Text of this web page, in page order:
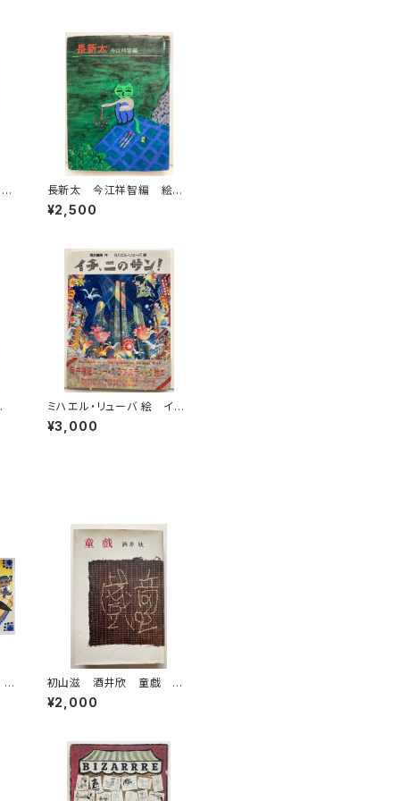
長新太 今江祥智編 絵本
作家文庫 1977年 すばる
書房文庫
¥2,500
ミハエル・リューバ 絵 イチ、
ニのサン！ 筒井康隆 作 1
986年 初版 帯 河出書
¥3,000
1
初山滋 酒井欣 童戯 昭
和58年 復刻版 第一書房
刊
¥2,000